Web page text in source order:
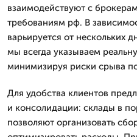
взаимодействуют с
требованиям рф. В
варьируется от нескольких
мы всегда указываем
минимизируя риски срыва
Для удобства клиентов
и консолидации: склады в
позволяют организовать